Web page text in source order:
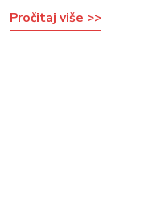
Pročitaj više >>